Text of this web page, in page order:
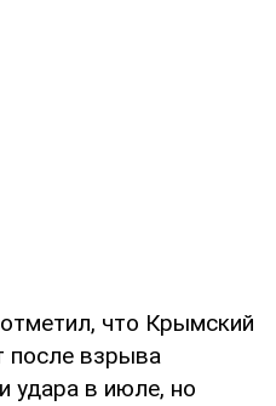
что Крымский
после взрыва
удара в июле, но